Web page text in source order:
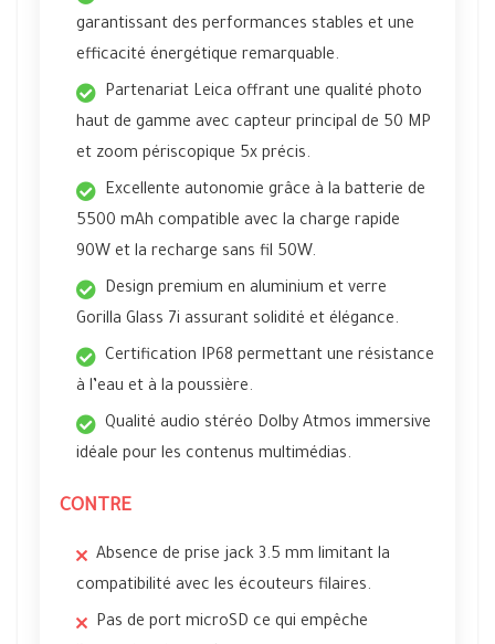
garantissant des performances stables et une
efficacité énergétique remarquable.
Partenariat Leica offrant une qualité photo
haut de gamme avec capteur principal de 50 MP
et zoom périscopique 5x précis.
Excellente autonomie grâce à la batterie de
5500 mAh compatible avec la charge rapide
90W et la recharge sans fil 50W.
Design premium en aluminium et verre
Gorilla Glass 7i assurant solidité et élégance.
Certification IP68 permettant une résistance
à l’eau et à la poussière.
Qualité audio stéréo Dolby Atmos immersive
idéale pour les contenus multimédias.
CONTRE
Absence de prise jack 3.5 mm limitant la
compatibilité avec les écouteurs filaires.
Pas de port microSD ce qui empêche